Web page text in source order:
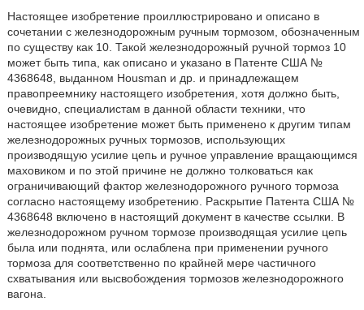
Настоящее изобретение проиллюстрировано и описано в
сочетании с железнодорожным ручным тормозом, обозначенным
по существу как 10. Такой железнодорожный ручной тормоз 10
может быть типа, как описано и указано в Патенте США №
4368648, выданном Housman и др. и принадлежащем
правопреемнику настоящего изобретения, хотя должно быть,
очевидно, специалистам в данной области техники, что
настоящее изобретение может быть применено к другим типам
железнодорожных ручных тормозов, использующих
производящую усилие цепь и ручное управление вращающимся
маховиком и по этой причине не должно толковаться как
ограничивающий фактор железнодорожного ручного тормоза
согласно настоящему изобретению. Раскрытие Патента США №
4368648 включено в настоящий документ в качестве ссылки. В
железнодорожном ручном тормозе производящая усилие цепь
была или поднята, или ослаблена при применении ручного
тормоза для соответственно по крайней мере частичного
схватывания или высвобождения тормозов железнодорожного
вагона.